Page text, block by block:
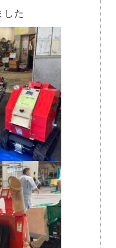
した